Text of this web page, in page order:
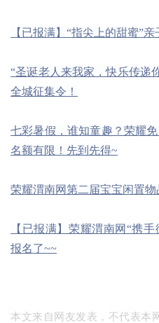
【已报满】“指尖上的甜蜜”
“圣诞老人来我家，快乐传递
全城征集令！
七彩暑假，谁知童趣？荣耀
名额有限！先到先得~
荣耀渭南网第二届宝宝闲置
【已报满】荣耀渭南网“携
报名了~~
本文来自网友发表，不代表本